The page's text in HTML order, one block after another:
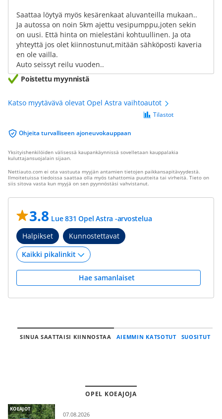
Saattaa löytyä myös kesärenkaat aluvanteilla mukaan..
Ja autossa on noin 5km ajettu vesipumppu,joten sekin
on uusi. Että hinta on mielestäni kohtuullinen. Ja ota
yhteyttä jos olet kiinnostunut,mitään sähköposti kaveria
en ole vailla.
Auto seissyt reilu vuoden..
Poistettu myynnistä
Katso myytävävä olevat Opel Astra vaihtoautot
Ohjeita turvalliseen ajoneuvokauppaan
Tilastot
Yksityishenkilöiden välisessä kaupankäynnissä sovelletaan kauppalakia
kuluttajansuojalain sijaan.
Nettiauto.com ei ota vastuuta myyjän antamien tietojen paikkansapitävyydestä.
Ilmoitetuissa tiedoissa saattaa olla myös tahattomia puutteita tai virheitä. Tieto on
siis sitova vasta kun myyjä on sen pyynnöstäsi vahvistanut.
3.8 Lue 831 Opel Astra -arvostelua
Halpikset
Kunnostettavat
Hae samanlaiset
SINUA SAATTAISI KIINNOSTAA AIEMMIN KATSOTUT SUOSITUT
OPEL KOEAJOJA
KOEAJOT
07.08.2026